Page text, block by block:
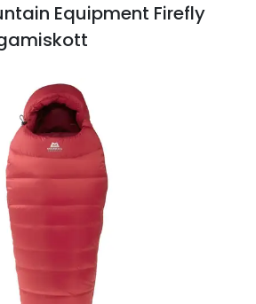
Equipment Firefly